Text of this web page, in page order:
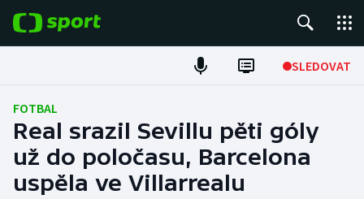
SLEDOVAT
Fotbal
Hokej
Tenis
FOTBAL
Real srazil Sevillu pěti góly
už do poločasu, Barcelona
uspěla ve Villarrealu